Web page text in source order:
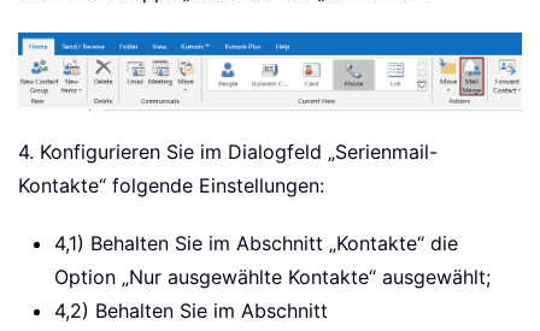
4. Konfigurieren Sie im Dialogfeld „Serienmail-
Kontakte“ folgende Einstellungen:
4,1) Behalten Sie im Abschnitt „Kontakte“ die
Option „Nur ausgewählte Kontakte“ ausgewählt;
4,2) Behalten Sie im Abschnitt